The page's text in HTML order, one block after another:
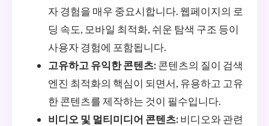
자 경험을 매우 중요시합니다. 웹페이지의 로
딩 속도, 모바일 최적화, 쉬운 탐색 구조 등이
사용자 경험에 포함됩니다.
고유하고 유익한 콘텐츠: 콘텐츠의 질이 검색
엔진 최적화의 핵심이 되면서, 유용하고 고유
한 콘텐츠를 제작하는 것이 필수입니다.
비디오 및 멀티미디어 콘텐츠: 비디오와 관련